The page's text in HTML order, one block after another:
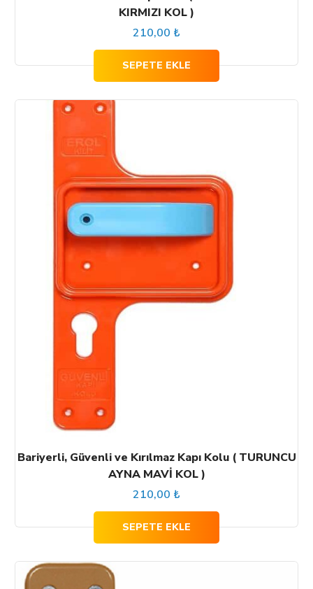
KIRMIZI KOL )
210,00 ₺
SEPETE EKLE
Bariyerli, Güvenli ve Kırılmaz Kapı Kolu ( TURUNCU
AYNA MAVİ KOL )
210,00 ₺
SEPETE EKLE